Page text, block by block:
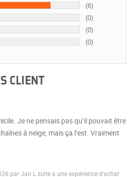
(6)
(0)
(0)
(0)
CLIENT
Je ne pensais pas qu’il pouvait être
à neige, mais ça l’est. Vraiment
par Jan L suite à une expérience d'achat